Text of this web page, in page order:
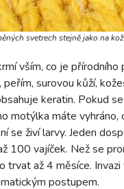
svetrech stejně jako na
vším, co je přírodního
surovou kůží,
keratin. Pokud
motýlka máte vyhráno,
se živí larvy. Jeden
100 vajíček. Než se
trvat až 4 měsíce. Invazi
postupem.